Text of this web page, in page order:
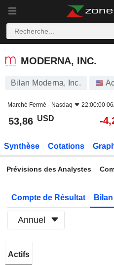
MODERNA, INC.
MODERNA, INC.
Bilan Moderna, Inc.
Marché Fermé - Nasdaq 22:00:00
53,86 USD -
Synthèse Cotations
Prévisions des Analystes
Compte de Résultat Bilan
Annuel
Fiscale:
Actifs